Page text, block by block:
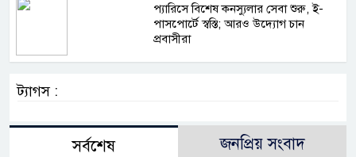
প্যারিসে বিশেষ কনস্যুলার সেবা শুরু, ই-
পাসপোর্টে স্বস্তি; আরও উদ্যোগ চান
প্রবাসীরা
ট্যাগস :
সর্বশেষ জনপ্রিয় সংবাদ